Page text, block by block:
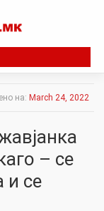
на: March 24, 2022
– се
и се